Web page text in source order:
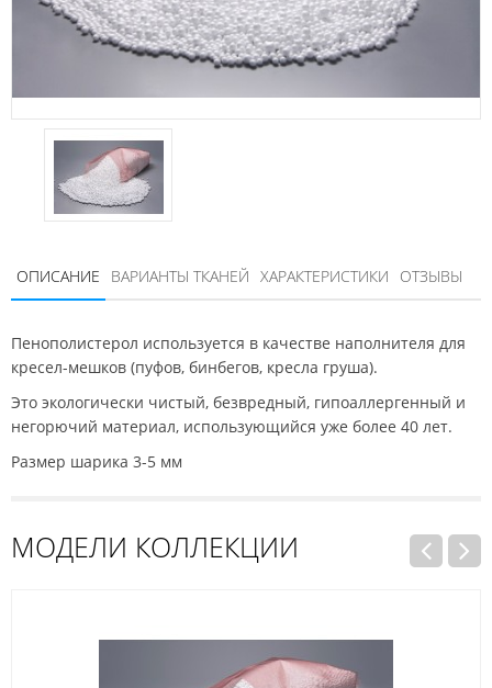
ОПИСАНИЕ ВАРИАНТЫ ТКАНЕЙ ХАРАКТЕРИСТИКИ ОТЗЫВЫ
Пенополистерол используется в качестве наполнителя для
кресел-мешков (пуфов, бинбегов, кресла груша).
Это экологически чистый, безвредный, гипоаллергенный и
негорючий материал, использующийся уже более 40 лет.
Размер шарика 3-5 мм
МОДЕЛИ КОЛЛЕКЦИИ